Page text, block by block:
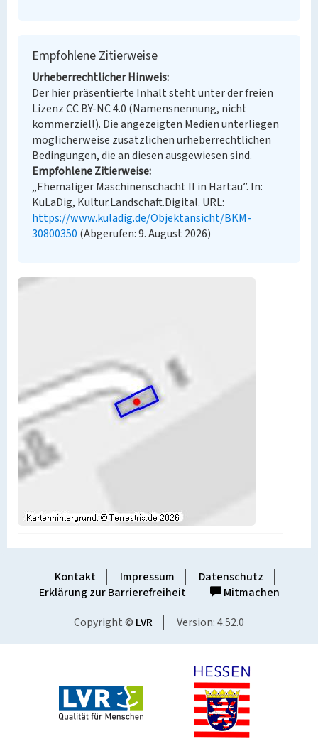
Empfohlene Zitierweise
Urheberrechtlicher Hinweis
Der hier präsentierte Inhalt steht unter der freien
Lizenz CC BY-NC 4.0 (Namensnennung, nicht
kommerziell). Die angezeigten Medien unterliegen
möglicherweise zusätzlichen urheberrechtlichen
Bedingungen, die an diesen ausgewiesen sind.
Empfohlene Zitierweise
„Ehemaliger Maschinenschacht II in Hartau”. In:
KuLaDig, Kultur.Landschaft.Digital. URL:
https://www.kuladig.de/Objektansicht/BKM-
30800350 (Abgerufen: 9. August 2026)
Kontakt Impressum
Datenschutz
Erklärung zur Barrierefreiheit
Mitmachen
Copyright © LVR Version: 4.52.0